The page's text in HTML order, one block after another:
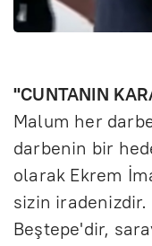
"CUNTANIN
Malum her
darbenin bir
olarak Ekrem
sizin iradenizdir.
Beştepe'dir,